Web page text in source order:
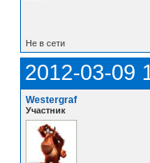
Не в сети
2012-03-09
Westergraf
Участник